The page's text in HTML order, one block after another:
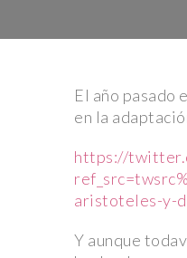
El año pasado
en la
https://
aristoteles-y-
Y aunque